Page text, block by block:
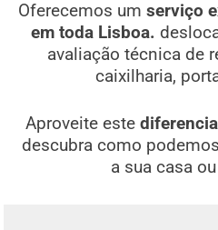
Oferecemos um serviço
em toda Lisboa.
avaliação técnica de
caixilharia,
Aproveite este
descubra como
a sua casa